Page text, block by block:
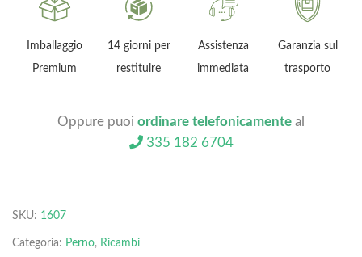
Imballaggio
Premium
14 giorni per
restituire
Assistenza
immediata
Garanzia sul
trasporto
Oppure puoi ordinare telefonicamente al
335 182 6704
SKU: 1607
Categoria: Perno, Ricambi